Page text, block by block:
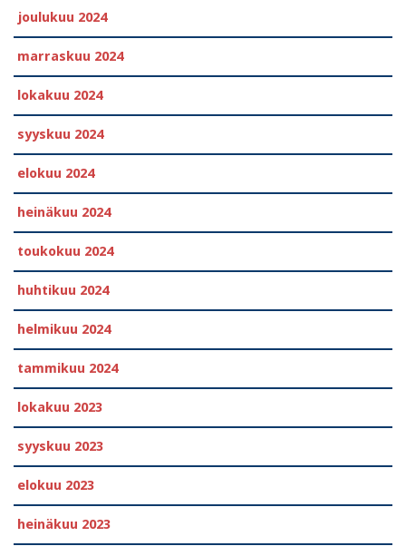
joulukuu 2024
marraskuu 2024
lokakuu 2024
syyskuu 2024
elokuu 2024
heinäkuu 2024
toukokuu 2024
huhtikuu 2024
helmikuu 2024
tammikuu 2024
lokakuu 2023
syyskuu 2023
elokuu 2023
heinäkuu 2023